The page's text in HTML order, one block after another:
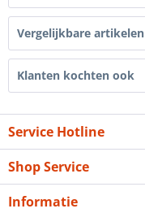
Vergelijkbare artikelen
Klanten kochten ook
Service Hotline
Shop Service
Informatie